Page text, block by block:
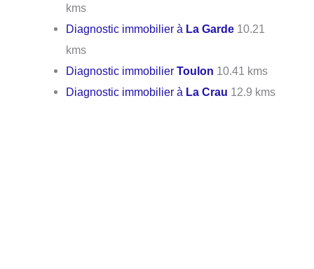
kms
Diagnostic immobilier à La Garde 10.21
kms
Diagnostic immobilierToulon 10.41 kms
Diagnostic immobilier à La Crau 12.9 kms